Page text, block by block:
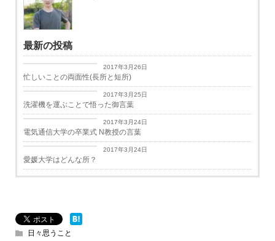
最新の投稿
2017年3月26日
忙しいことの両面性(長所と短所)
日々思うこと
2017年3月25日
洗濯機を運ぶことで悟った御言葉
学生生活
2017年3月24日
電気通信大学の卒業式 N教授の言葉
学生生活
2017年3月24日
愛媛大学はどんな所？
日々思うこと